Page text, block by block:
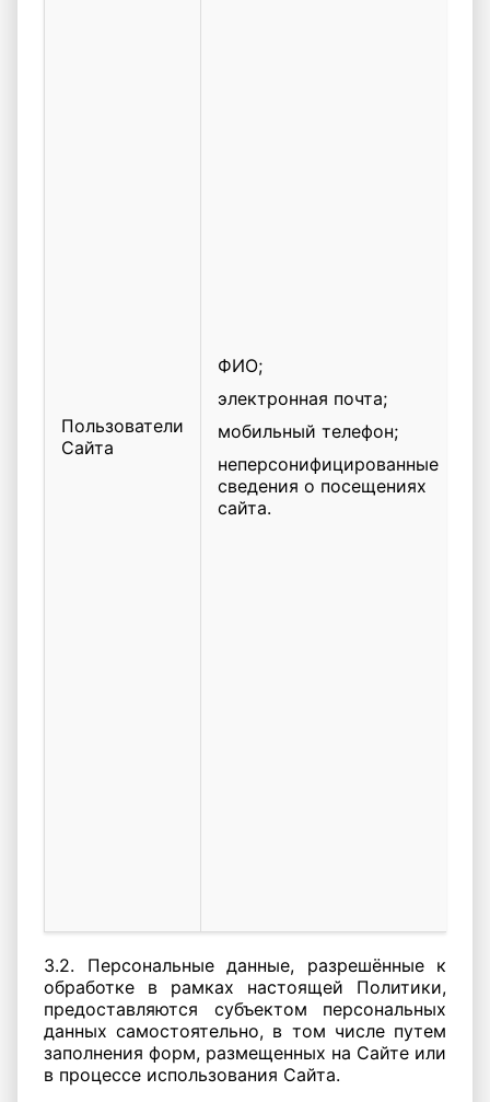
Пользователи
Сайта
ФИО;
электронная почта;
мобильный телефон;
неперсонифицированные
сведения о посещениях
сайта.
3.2. Персональные данные, разрешённые к
обработке в рамках настоящей Политики,
предоставляются субъектом персональных
данных самостоятельно, в том числе путем
заполнения форм, размещенных на Сайте или
в процессе использования Сайта.